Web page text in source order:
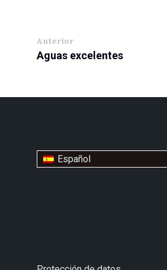
Anterior
Aguas excelentes
Español